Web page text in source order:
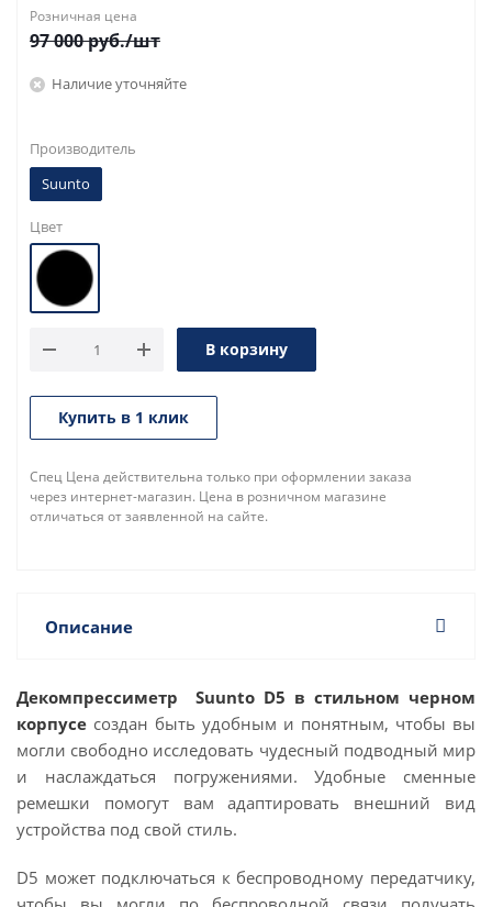
Розничная цена
97 000руб./шт
Наличие уточняйте
Производитель
Suunto
Цвет
В корзину
Купить в 1 клик
Спец Цена действительна только при оформлении заказа
через интернет-магазин. Цена в розничном магазине
отличаться от заявленной на сайте.
Описание
Декомпрессиметр Suunto D5 в стильном черном
корпусе создан быть удобным и понятным, чтобы вы
могли свободно исследовать чудесный подводный мир
и наслаждаться погружениями. Удобные сменные
ремешки помогут вам адаптировать внешний вид
устройства под свой стиль.
D5 может подключаться к беспроводному передатчику,